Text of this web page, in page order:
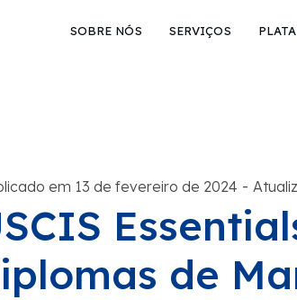
SOBRE NÓS SERVIÇOS
em 13 de fevereiro de 2024 -
de